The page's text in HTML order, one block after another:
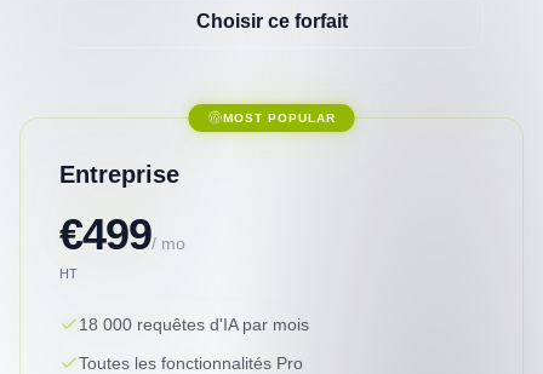
Choisir ce forfait
MOST POPULAR
Entreprise
€499/ mo
HT
18 000 requêtes d'IA par mois
Toutes les fonctionnalités Pro